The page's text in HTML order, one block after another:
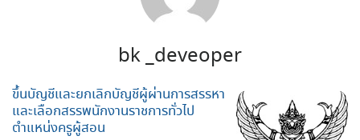
bk _deveoper
ขึ้นบัญชีและยกเลิกบัญชีผู้ผ่านการสรรหา
และเลือกสรรพนักงานราชการทั่วไป
ตำแหน่งครูผู้สอน